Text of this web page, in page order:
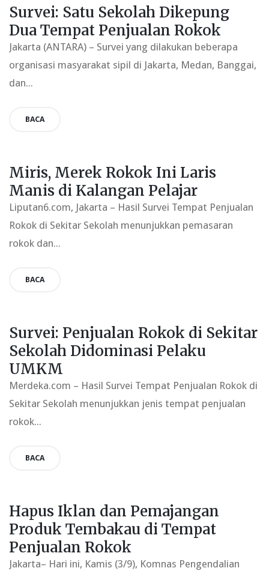
Survei: Satu Sekolah Dikepung
Dua Tempat Penjualan Rokok
Jakarta (ANTARA) – Survei yang dilakukan beberapa
organisasi masyarakat sipil di Jakarta, Medan, Banggai,
dan...
BACA
Miris, Merek Rokok Ini Laris
Manis di Kalangan Pelajar
Liputan6.com, Jakarta – Hasil Survei Tempat Penjualan
Rokok di Sekitar Sekolah menunjukkan pemasaran
rokok dan...
BACA
Survei: Penjualan Rokok di Sekitar
Sekolah Didominasi Pelaku
UMKM
Merdeka.com – Hasil Survei Tempat Penjualan Rokok di
Sekitar Sekolah menunjukkan jenis tempat penjualan
rokok...
BACA
Hapus Iklan dan Pemajangan
Produk Tembakau di Tempat
Penjualan Rokok
Jakarta– Hari ini, Kamis (3/9), Komnas Pengendalian